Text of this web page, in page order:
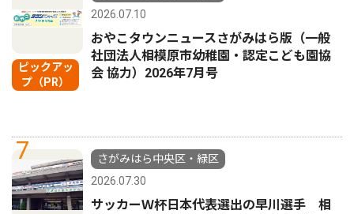
ピックアッ
プ（PR）
2026.07.10
おやこタウンニュースさがみはら版（一般
社団法人相模原市幼稚園・認定こども園協
会 協力）2026年7月号
7
さがみはら中央区・緑区
2026.07.30
サッカーＷ杯日本代表選出の早川選手 相